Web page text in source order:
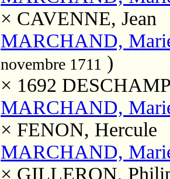
× CAVENNE, Jean
MARCHAND,
novembre 1711 )
× 1692
MARCHAND,
× FENON, Hercule
MARCHAND,
× GILLERON,